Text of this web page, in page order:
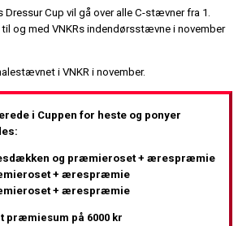
Dressur Cup vil gå over alle C-stævner fra 1.
til og med VNKRs indendørsstævne i november
i VNKR i november.
i Cuppen for heste og ponyer
og præmieroset + ærespræmie
+ ærespræmie
+ ærespræmie
præmiesum på 6000 kr